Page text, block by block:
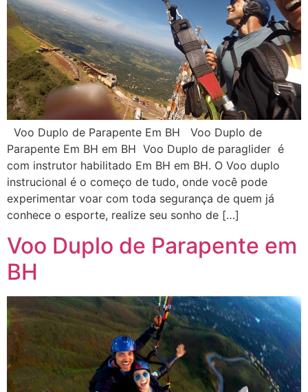
Voo Duplo de Parapente Em BH Voo Duplo de
Parapente Em BH em BH Voo Duplo de paraglider é
com instrutor habilitado Em BH em BH. O Voo duplo
instrucional é o começo de tudo, onde você pode
experimentar voar com toda segurança de quem já
conhece o esporte, realize seu sonho de […]
Voo Duplo de Parapente em
BH